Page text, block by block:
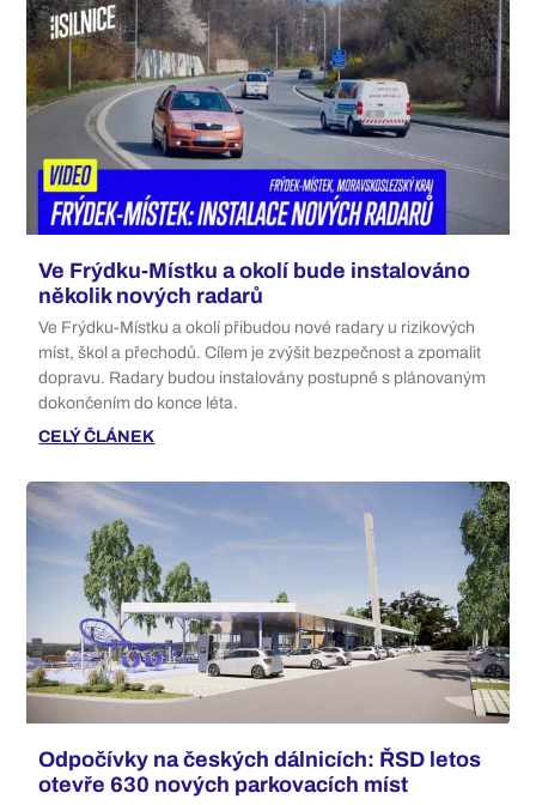
Ve Frýdku-Místku a okolí bude instalováno
několik nových radarů
Ve Frýdku-Místku a okolí přibudou nové radary u rizikových
míst, škol a přechodů. Cílem je zvýšit bezpečnost a zpomalit
dopravu. Radary budou instalovány postupně s plánovaným
dokončením do konce léta.
CELÝ ČLÁNEK
Odpočívky na českých dálnicích: ŘSD letos
otevře 630 nových parkovacích míst